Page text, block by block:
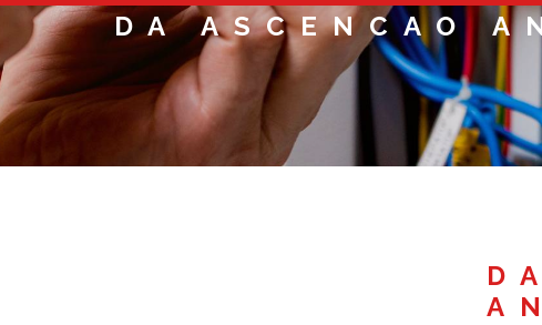
DA ASCENCAO
DA ASCENCAO